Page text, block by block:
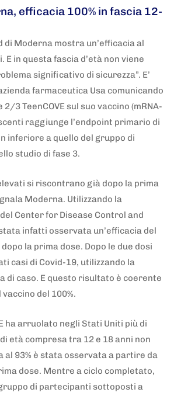
efficacia 100% in fascia 12-
di Moderna mostra un’efficacia al
E in questa fascia d’età non viene
significativo di sicurezza”. E’
farmaceutica Usa comunicando
3 TeenCOVE sul suo vaccino (mRNA-
raggiunge l’endpoint primario di
inferiore a quello del gruppo di
studio di fase 3.
si riscontrano già dopo la prima
Moderna. Utilizzando la
Center for Disease Control and
infatti osservata un’efficacia del
la prima dose. Dopo le due dosi
casi di Covid-19, utilizzando la
di caso. E questo risultato è coerente
del 100%.
ha arruolato negli Stati Uniti più di
età compresa tra 12 e 18 anni non
al 93% è stata osservata a partire da
dose. Mentre a ciclo completato,
di partecipanti sottoposti a